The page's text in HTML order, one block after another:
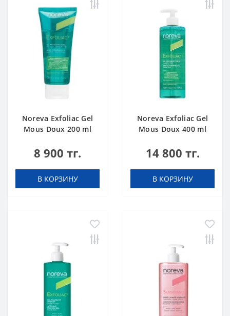
Noreva Exfoliac Gel
Mous Doux 200 ml
8 900 тг.
В КОРЗИНУ
Noreva Exfoliac Gel
Mous Doux 400 ml
14 800 тг.
В КОРЗИНУ